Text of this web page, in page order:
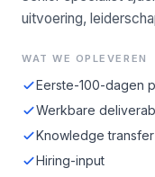
uitvoering,
WAT WE OPLEVEREN
Eerste-100-dagen
Werkbare
Knowledge transfer
Hiring-input